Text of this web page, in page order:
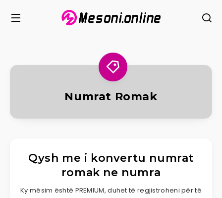
Numrat Romak
Qysh me i konvertu numrat
romak ne numra
Ky mësim është PREMIUM, duhet të regjistroheni për të